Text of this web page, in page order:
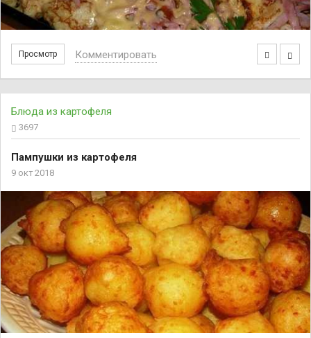
Просмотр Комментировать
Блюда из картофеля
3697
Пампушки из картофеля
9 окт 2018